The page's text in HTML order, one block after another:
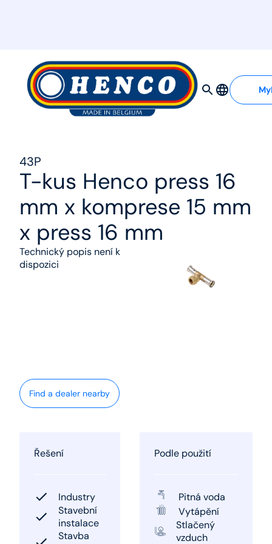
43P
T-kus Henco press 16
mm x komprese 15 mm
x press 16 mm
Technický popis není k
dispozici
Find a dealer nearby
Řešení
Industry
Stavební
instalace
Stavba
Podle použití
Pitná voda
Vytápění
Stlačený
vzduch